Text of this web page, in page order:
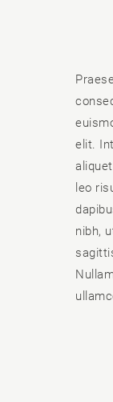
elit.
leo
nibh,